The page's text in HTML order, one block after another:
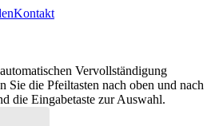
Kontakt
Vervollständigung
Sie die Pfeiltasten nach oben und nach
die Eingabetaste zur Auswahl.